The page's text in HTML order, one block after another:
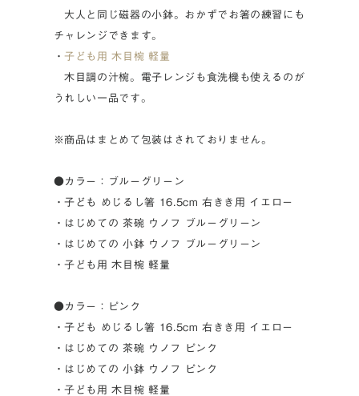
大人と同じ磁器の小鉢。おかずでお箸の練習にも
チャレンジできます。
・子ども用 木目椀 軽量
木目調の汁椀。電子レンジも食洗機も使えるのが
うれしい一品です。
※商品はまとめて包装はされておりません。
●カラー：ブルーグリーン
・子ども めじるし箸 16.5cm 右きき用 イエロー
・はじめての 茶碗 ウノフ ブルーグリーン
・はじめての 小鉢 ウノフ ブルーグリーン
・子ども用 木目椀 軽量
●カラー：ピンク
・子ども めじるし箸 16.5cm 右きき用 イエロー
・はじめての 茶碗 ウノフ ピンク
・はじめての 小鉢 ウノフ ピンク
・子ども用 木目椀 軽量